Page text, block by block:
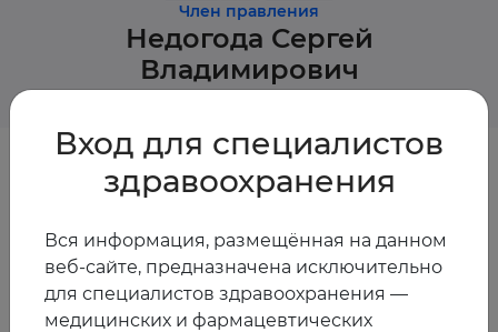
Член правления
Недогода Сергей
Владимирович
Доктор медицинских наук, проректор по лечебной
эндокринологии ФУВ ФГБОУ ВО Волгоградский
государственный медицинский университет МЗ РФ, г.
Волгоград
Вход для специалистов
здравоохранения
Вся информация, размещённая на данном
веб-сайте, предназначена исключительно
для специалистов здравоохранения —
медицинских и фармацевтических